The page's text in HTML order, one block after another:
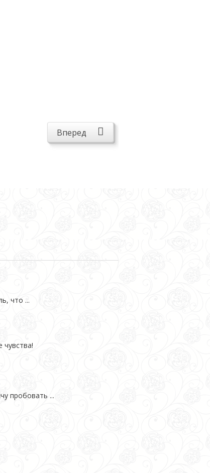
Вперед
что ...
пробовать ...